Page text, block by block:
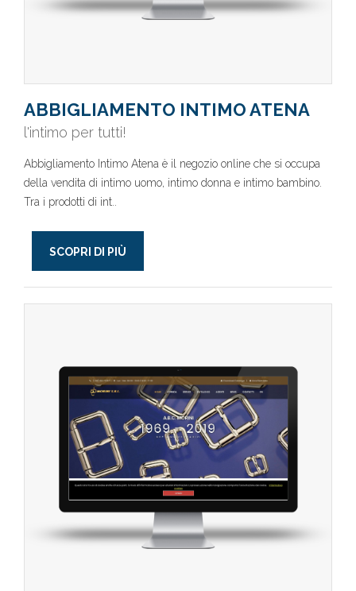
ABBIGLIAMENTO INTIMO ATENA
l'intimo per tutti!
Abbigliamento Intimo Atena è il negozio online che si occupa
della vendita di intimo uomo, intimo donna e intimo bambino.
Tra i prodotti di int..
SCOPRI DI PIÙ